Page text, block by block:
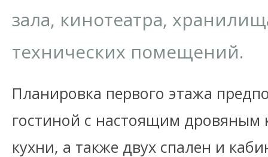
зала, кинотеатра,
технических помещений.
Планировка первого этажа
гостиной с настоящим дровяным
кухни, а также двух спален и